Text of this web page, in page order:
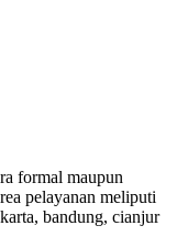
formal maupun
pelayanan meliputi
bandung, cianjur